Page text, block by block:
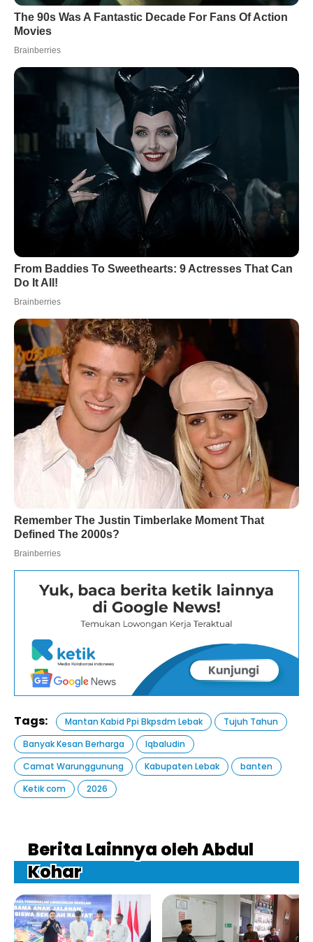
Tags: Mantan Kabid Ppi Bkpsdm Lebak
Tujuh Tahun
Banyak Kesan Berharga
Iqbaludin
Camat Warunggunung
Kabupaten Lebak
banten
Ketik com
2026
Berita Lainnya oleh Abdul
Kohar